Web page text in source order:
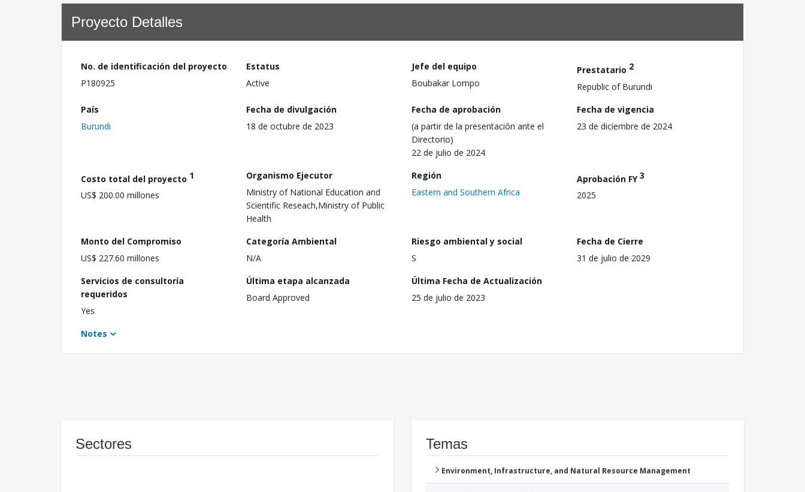
Proyecto Detalles
No. de identificación del proyecto
P180925
Estatus
Active
Jefe del equipo
Boubakar Lompo
Prestatario 2
Republic of Burundi
País
Burundi
Fecha de divulgación
18 de octubre de 2023
Fecha de aprobación
(a partir de la presentación ante el
Directorio)
22 de julio de 2024
Fecha de vigencia
23 de diciembre de 2024
Costo total del proyecto 1
US$ 200.00 millones
Organismo Ejecutor
Ministry of National Education and
Scientific Reseach,Ministry of Public
Health
Región
Eastern and Southern Africa
Aprobación FY3
2025
Monto del Compromiso
US$ 227.60 millones
Categoría Ambiental
N/A
Riesgo ambiental y social
S
Fecha de Cierre
31 de julio de 2029
Servicios de consultoría
requeridos
Yes
Última etapa alcanzada
Board Approved
Última Fecha de Actualización
25 de julio de 2023
Notes
Sectores Temas
Environment, Infrastructure, and Natural Resource Management